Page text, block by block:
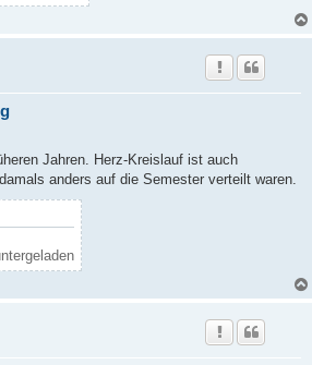
Jahren. Herz-Kreislauf ist auch
anders auf die Semester verteilt waren.